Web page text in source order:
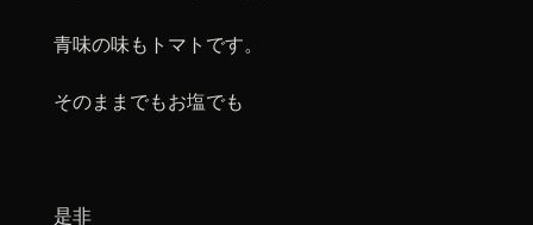
青味の味もトマトです。
そのままでもお塩でも
是非